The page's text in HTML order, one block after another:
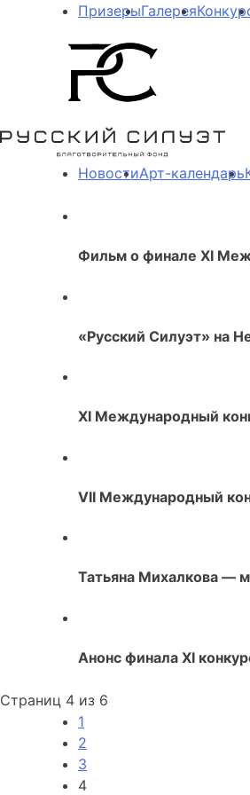
ПризерыГалерея
НовостиАрт-календарь
Фильм о финале XI
«Русский Силуэт» на
XI Международный
VII Международный
Татьяна Михалкова —
Анонс финала XI
Страниц 4 из 6
1
2
3
4